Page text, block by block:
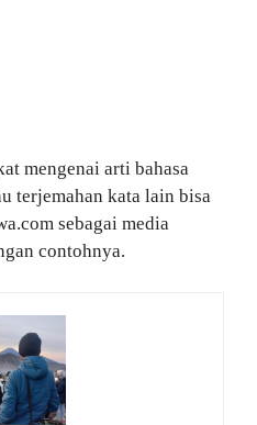
mengenai arti bahasa
terjemahan kata lain bisa
sebagai media
contohnya.